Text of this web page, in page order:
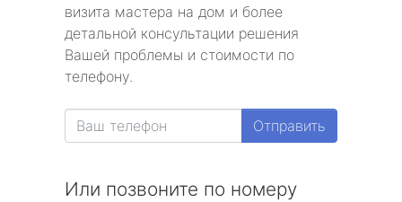
визита мастера на дом и более
детальной консультации решения
Вашей проблемы и стоимости по
телефону.
Отправить
Или позвоните по номеру